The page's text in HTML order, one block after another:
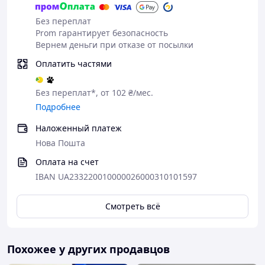
Без переплат
Prom гарантирует безопасность
Вернем деньги при отказе от посылки
Оплатить частями
Без переплат*, от 102 ₴/мес.
Подробнее
Наложенный платеж
Нова Пошта
Оплата на счет
IBAN UA233220010000026000310101597
Смотреть всё
Похожее у других продавцов